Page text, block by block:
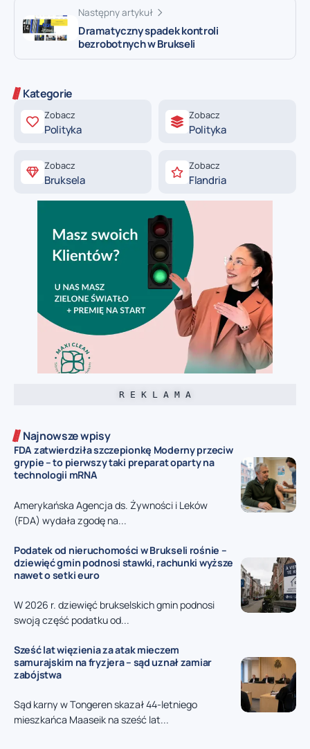
Następny artykuł
Dramatyczny spadek kontroli
bezrobotnych w Brukseli
Kategorie
Zobacz
Polityka
Zobacz
Polityka
Zobacz
Bruksela
Zobacz
Flandria
R E K L A M A
Najnowsze wpisy
FDA zatwierdziła szczepionkę Moderny przeciw
grypie – to pierwszy taki preparat oparty na
technologii mRNA
Amerykańska Agencja ds. Żywności i Leków
(FDA) wydała zgodę na...
Podatek od nieruchomości w Brukseli rośnie –
dziewięć gmin podnosi stawki, rachunki wyższe
nawet o setki euro
W 2026 r. dziewięć brukselskich gmin podnosi
swoją część podatku od...
Sześć lat więzienia za atak mieczem
samurajskim na fryzjera – sąd uznał zamiar
zabójstwa
Sąd karny w Tongeren skazał 44-letniego
mieszkańca Maaseik na sześć lat...